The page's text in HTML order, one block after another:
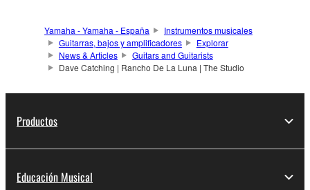
Yamaha - Yamaha - España
Instrumentos musicales
Guitarras, bajos y amplificadores
Explorar
News & Articles
Guitars and Guitarists
Dave Catching | Rancho De La Luna | The Studio
Productos
Educación Musical